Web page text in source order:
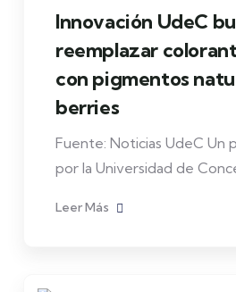
Innovación UdeC
reemplazar
con pigmentos
berries
Fuente: Noticias UdeC Un
por la Universidad de
Leer Más